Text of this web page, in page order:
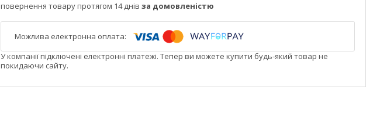
повернення товару протягом 14 днів за домовленістю
У компанії підключені електронні платежі. Тепер ви можете купити будь-який товар не
покидаючи сайту.